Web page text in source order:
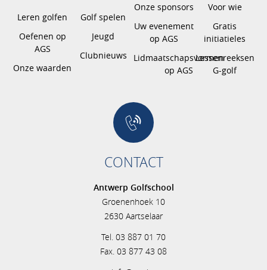
Leren golfen
Oefenen op
AGS
Onze waarden
Golf spelen
Jeugd
Clubnieuws
Onze sponsors
Uw evenement
op AGS
Lidmaatschapsvormen
op AGS
Voor wie
Gratis
initiatieles
Lessenreeksen
G-golf
CONTACT
Antwerp Golfschool
Groenenhoek 10
2630 Aartselaar
Tel. 03 887 01 70
Fax. 03 877 43 08